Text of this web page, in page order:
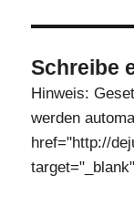
Schreibe
Hinweis:
werden
href="http://